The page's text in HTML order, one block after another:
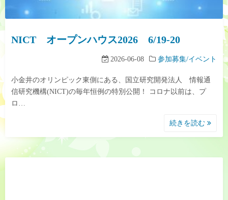
NICT オープンハウス2026 6/19-20
2026-06-08 参加募集/イベント
小金井のオリンピック東側にある、国立研究開発法人 情報通
信研究機構(NICT)の毎年恒例の特別公開！ コロナ以前は、プ
ロ…
続きを読む